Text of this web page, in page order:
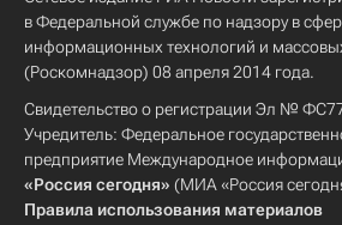
в Федеральной службе по надзору в
информационных технологий и
(Роскомнадзор) 08 апреля 2014 года.
Свидетельство о регистрации Эл №
Учредитель: Федеральное
предприятие Международное
«Россия сегодня» (МИА «Россия
Правила использования материалов